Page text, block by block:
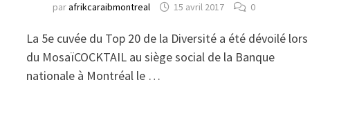
parafrikcaraibmontreal 15 avril 2017 0
La 5e cuvée du Top 20 de la Diversité a été dévoilé lors
du MosaïCOCKTAIL au siège social de la Banque
nationale à Montréal le …